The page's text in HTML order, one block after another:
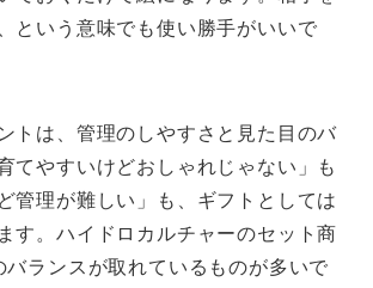
という意味でも使い勝手がいいで
トは、管理のしやすさと見た目のバ
てやすいけどおしゃれじゃない」も
管理が難しい」も、ギフトとしては
す。ハイドロカルチャーのセット商
バランスが取れているものが多いで